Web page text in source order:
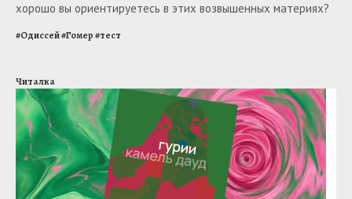
хорошо вы ориентируетесь в этих возвышенных материях?
#Одиссей#Гомер#тест
Читалка